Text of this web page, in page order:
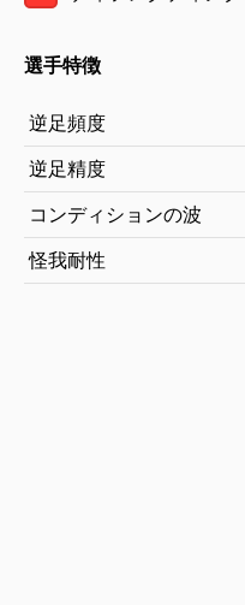
選手特徴
逆足頻度
逆足精度
コンディションの波
怪我耐性